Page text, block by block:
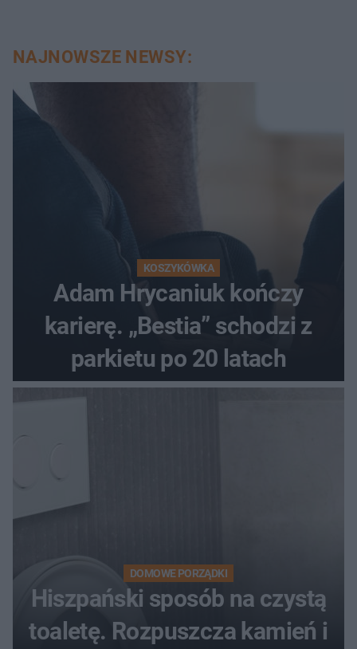
NAJNOWSZE NEWSY:
KOSZYKÓWKA
Adam Hrycaniuk kończy
karierę. „Bestia” schodzi z
parkietu po 20 latach
DOMOWE PORZĄDKI
Hiszpański sposób na czystą
toaletę. Rozpuszcza kamień i